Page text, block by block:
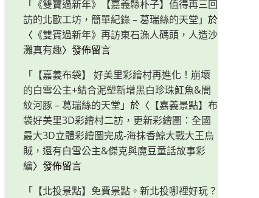
「 《雙寶過新年》【嘉義縣朴子】值得再三回
訪的北歐工坊，簡單紀錄 – 葛瑞絲的天堂 」於
〈 《雙寶過新年》再訪東石漁人碼頭，人造沙
灘真有趣〉發佈留言
「 【嘉義布袋】 好美里彩繪村再進化！崩壞
的白雪公主+結合泥塑新增黑白珍珠魟魚&闇
紋河豚 – 葛瑞絲的天堂 」於〈 【嘉義景點】布
袋好美里3D彩繪村二訪，更新彩繪圖：全國
最大3D立體彩繪圖完成-海抹香鯨大戰大王烏
賊，還有白雪公主&傑克與魔豆童話故事彩
繪〉發佈留言
「 【北投景點】免費景點。新北投哪裡好玩？